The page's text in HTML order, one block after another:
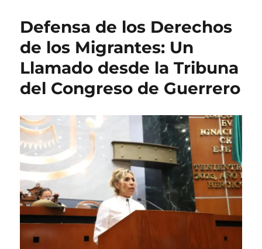
Defensa de los Derechos
de los Migrantes: Un
Llamado desde la Tribuna
del Congreso de Guerrero